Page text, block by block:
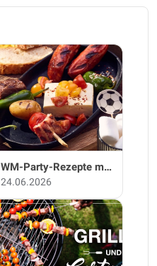
WM-Party-Rezepte mit REWE!
24.06.2026